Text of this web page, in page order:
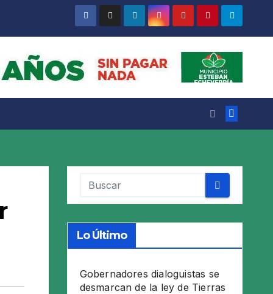
Lo Último
Gobernadores dialoguistas se
desmarcan de la ley de Tierras